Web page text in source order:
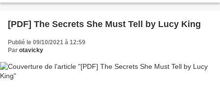
[PDF] The Secrets She Must Tell by Lucy King
Publié le 09/10/2021 à 12:59
Par otavicky